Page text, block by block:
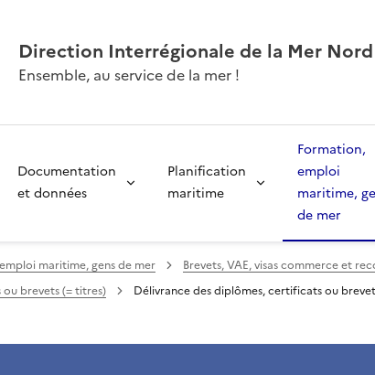
Direction Interrégionale de la Mer
Ensemble, au service de la mer !
Documentation
et données
Planification
maritime
Formation,
emploi
maritime,
de mer
maritime, gens de mer Brevets, VAE, visas commerce et
brevets (= titres)
Délivrance des diplômes, certificats ou